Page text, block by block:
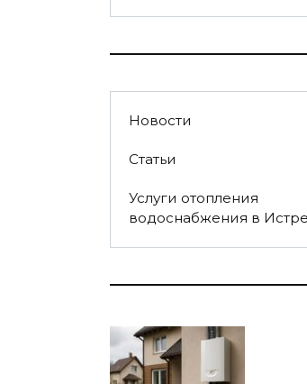
Новости
Статьи
Услуги отопления
водоснабжения в Истре